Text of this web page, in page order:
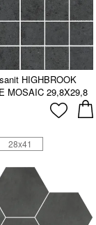
HIGHBROOK
MOSAIC 29,8X29,8
28x41